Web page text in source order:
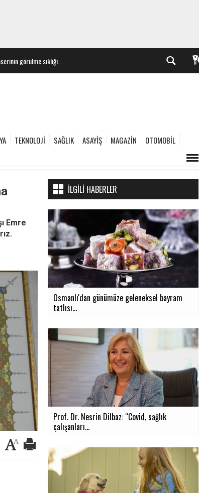
görülme sıklığı...
TEKNOLOJİ SAĞLIK ASAYİŞ MAGAZİN
OTOMOBİL
Emre
İLGILI HABERLER
Osmanlı'dan günümüze geleneksel bayram
tatlısı...
Prof. Dr. Nesrin Dilbaz: “Covid, sağlık
çalışanları...